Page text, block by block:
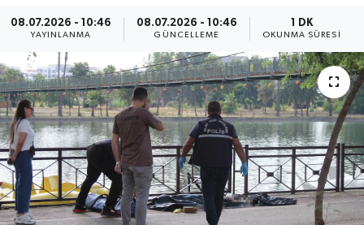
08.07.2026 - 10:46
YAYINLANMA
08.07.2026 - 10:46
GÜNCELLEME
1 DK
OKUNMA SÜRESI
Ekonomi
Eleman
Emlak
Gündem
Gurme